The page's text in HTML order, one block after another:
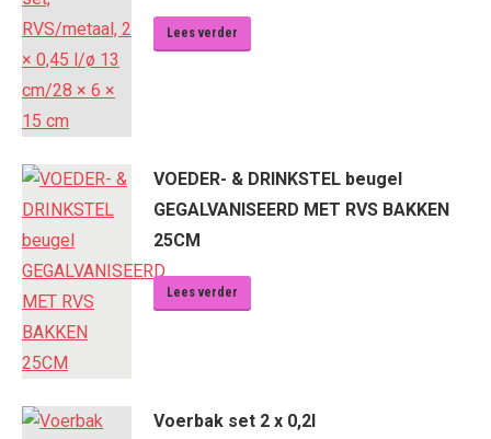
Lees verder
VOEDER- & DRINKSTEL beugel
GEGALVANISEERD MET RVS BAKKEN
25CM
Lees verder
Voerbak set 2 x 0,2l